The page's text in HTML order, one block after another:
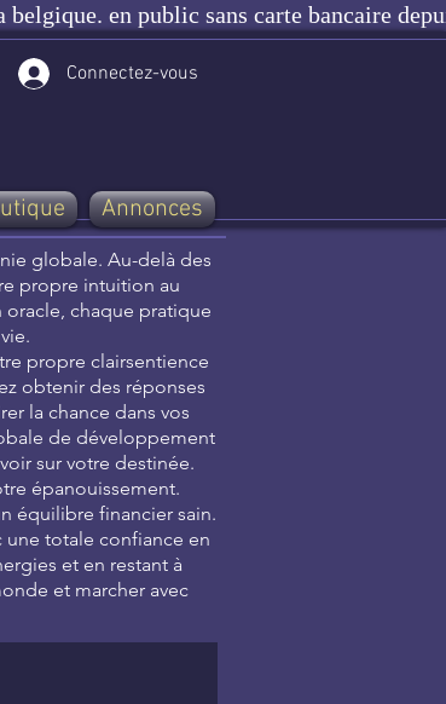
en public sans carte bancaire
Connectez-vous
Annonces
globale. Au-delà des
propre intuition au
oracle, chaque pratique
propre clairsentience
obtenir des réponses
la chance dans vos
de développement
sur votre destinée.
épanouissement.
équilibre financier sain.
une totale confiance en
et en restant à
et marcher avec